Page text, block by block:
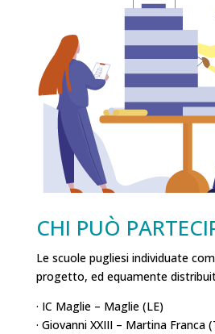
CHI PUÒ
Le scuole pugliesi individuate
progetto, ed equamente
· IC Maglie – Maglie (LE)
· Giovanni XXIII – Martina Franca